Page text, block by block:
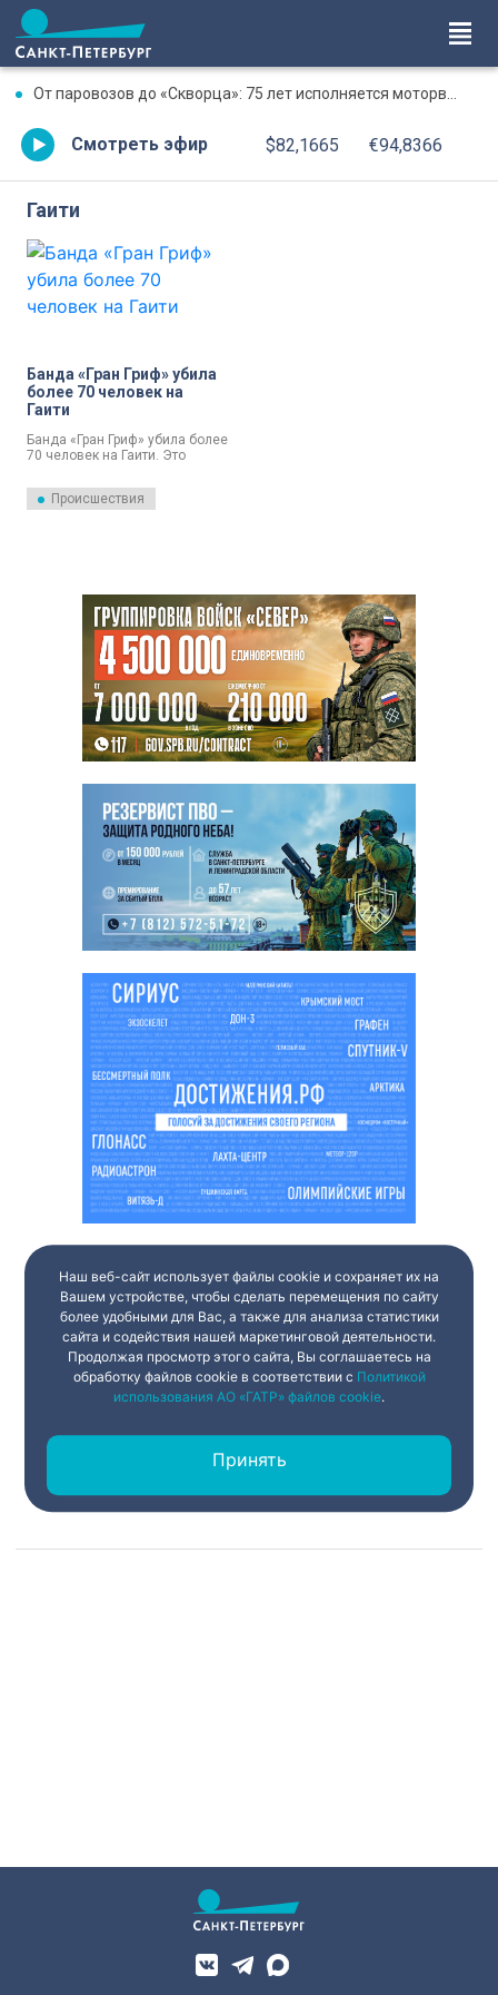
От паровозов до «Скворца»: 75 лет исполняется моторвагонному депо Санкт-Петербург-Финляндский
Смотреть эфир $82,1665 €94,8366
Гаити
Банда «Гран Гриф» убила
более 70 человек на
Гаити
Банда «Гран Гриф» убила более
70 человек на Гаити. Это
в департаменте Артибонит 3
октября.
Происшествия
Наш веб-сайт использует файлы cookie и сохраняет их на
Вашем устройстве, чтобы сделать перемещения по сайту
более удобными для Вас, а также для анализа статистики
сайта и содействия нашей маркетинговой деятельности.
Продолжая просмотр этого сайта, Вы соглашаетесь на
обработку файлов cookie в соответствии с Политикой
использования АО «ГАТР» файлов cookie.
Принять